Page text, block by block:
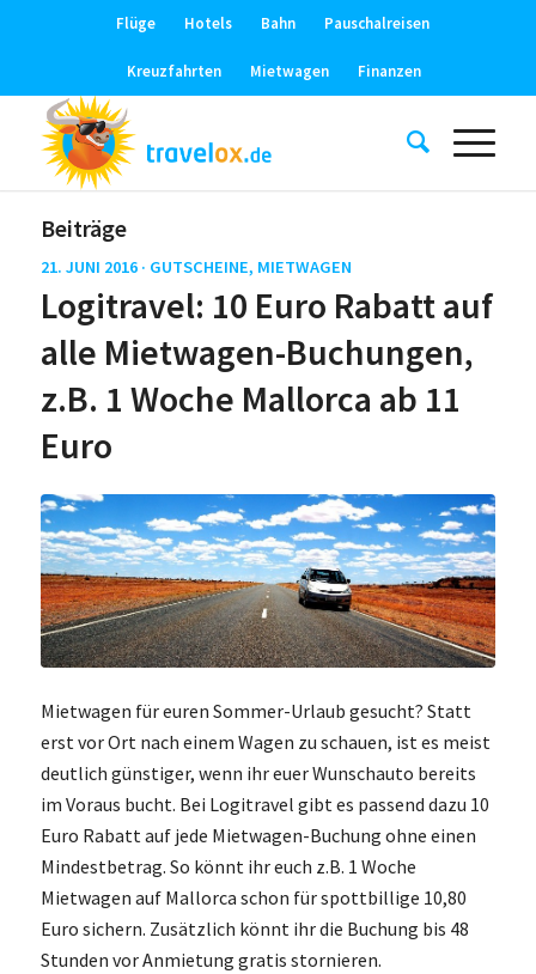
Flüge Hotels Bahn Pauschalreisen
Kreuzfahrten Mietwagen Finanzen
Beiträge
21. JUNI 2016 · GUTSCHEINE, MIETWAGEN
Logitravel: 10 Euro Rabatt auf
alle Mietwagen-Buchungen,
z.B. 1 Woche Mallorca ab 11
Euro
Mietwagen für euren Sommer-Urlaub gesucht? Statt
erst vor Ort nach einem Wagen zu schauen, ist es meist
deutlich günstiger, wenn ihr euer Wunschauto bereits
im Voraus bucht. Bei Logitravel gibt es passend dazu 10
Euro Rabatt auf jede Mietwagen-Buchung ohne einen
Mindestbetrag. So könnt ihr euch z.B. 1 Woche
Mietwagen auf Mallorca schon für spottbillige 10,80
Euro sichern. Zusätzlich könnt ihr die Buchung bis 48
Stunden vor Anmietung gratis stornieren.